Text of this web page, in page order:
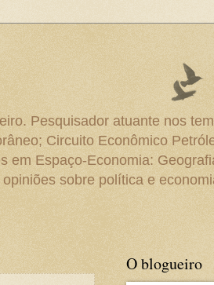
Pesquisador atuante nos
Circuito Econômico
em Espaço-Economia:
sobre política e
O blogueiro